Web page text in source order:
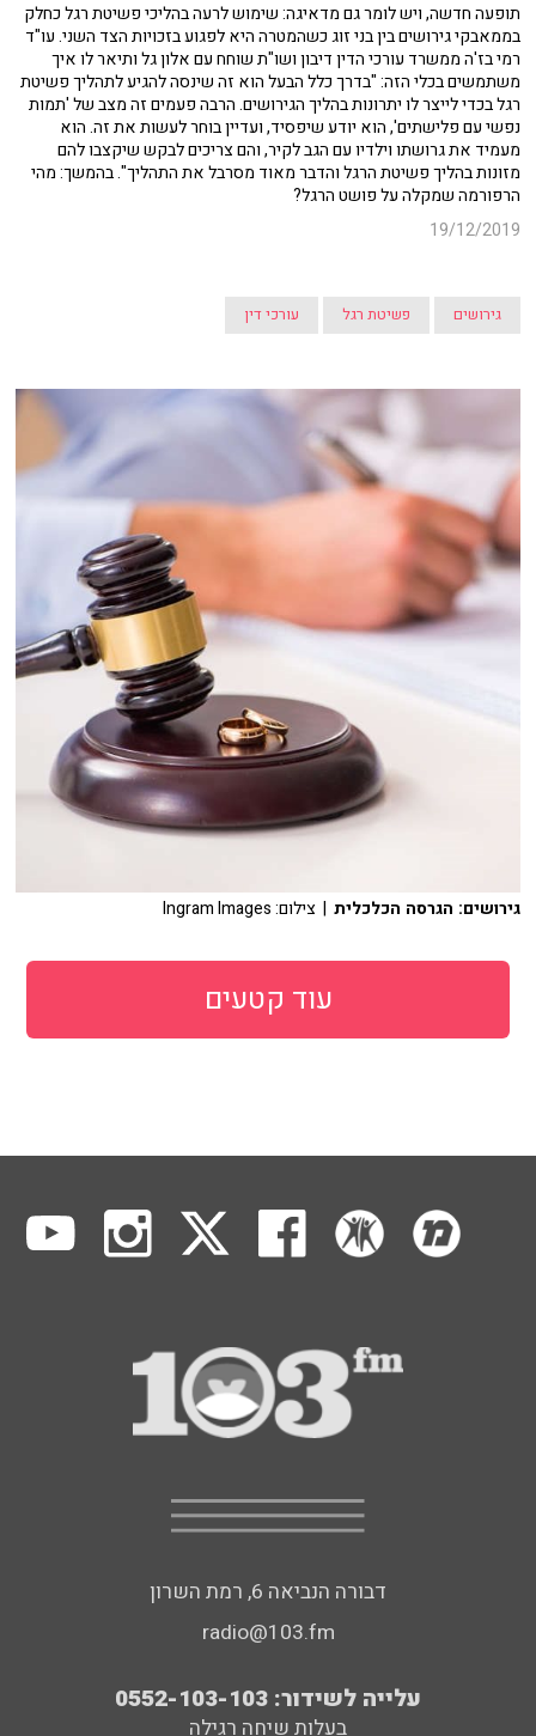
תופעה חדשה, ויש לומר גם מדאיגה: שימוש לרעה בהליכי פשיטת רגל כחלק
בממאבקי גירושים בין בני זוג כשהמטרה היא לפגוע בזכויות הצד השני. עו"ד
רמי בז'ה ממשרד עורכי הדין דיבון ושו"ת שוחח עם אלון גל ותיאר לו איך
משתמשים בכלי הזה: "בדרך כלל הבעל הוא זה שינסה להגיע לתהליך פשיטת
רגל בכדי לייצר לו יתרונות בהליך הגירושים. הרבה פעמים זה מצב של 'תמות
נפשי עם פלישתים', הוא יודע שיפסיד, ועדיין בוחר לעשות את זה. הוא
מעמיד את גרושתו וילדיו עם הגב לקיר, והם צריכים לבקש שיקצבו להם
מזונות בהליך פשיטת הרגל והדבר מאוד מסרבל את התהליך". בהמשך: מהי
הרפורמה שמקלה על פושט הרגל?
19/12/2019
גירושים פשיטת רגל עורכי דין
גירושים: הגרסה הכלכלית | צילום: Ingram Images
עוד קטעים
דבורה הנביאה 6, רמת השרון
radio@103.fm
עלייה לשידור: 0552-103-103
בעלות שיחה רגילה